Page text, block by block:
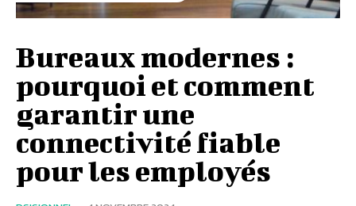
Bureaux modernes :
pourquoi et comment
garantir une
connectivité fiable
pour les employés